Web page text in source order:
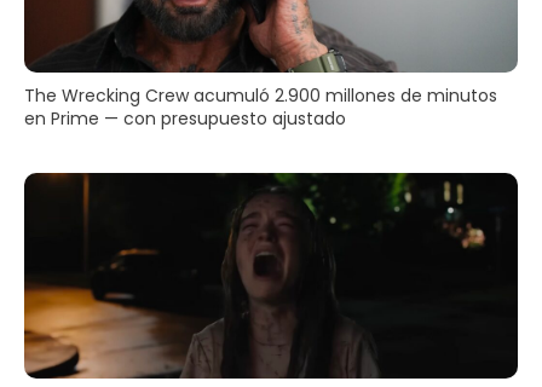
The Wrecking Crew acumuló 2.900 millones de minutos
en Prime — con presupuesto ajustado